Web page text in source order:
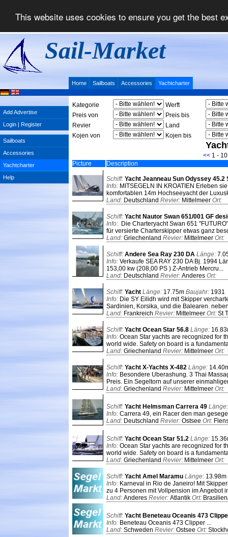
This website uses cookies to ensure you get the best
Sail-Market
Home Sailboats Accessories Yachtcharter
Add Advertise
Login | Register
Sailboats
Accessories
Yachtcharter
Help
Kategorie
Werft
Preis von
Preis bis
Revier
Land
Kojen von
Kojen bis
<< 1 -
Picture
Description
Schiff: Yacht Jeanneau Sun Odyssey 45.2
Info: MITSEGELN IN KROATIEN Erleben
komfortablen 14m Hochseeyacht der
Land: Deutschland Revier: Mittelmeer Ort:
Schiff: Yacht Nautor Swan 651/001 GF
Info: Die Charteryacht Swan 651
für versierte Charterskipper etwas ganz
Land: Griechenland Revier: Mittelmeer Ort:
Schiff: Andere Sea Ray 230 DA Länge:
Info: Verkaufe SEA RAY 230 DA Bj. 1994
153,00 kw (208,00 PS ) Z-Antrieb Mercru...
Land: Deutschland Revier: Anderes Ort:
Schiff: Yacht Länge: 17.75m Baujahr: 1931
Info: Die SY Eilidh wird mit Skipper
Sardinien, Korsika, und die Balearen.
Land: Frankreich Revier: Mittelmeer Ort: St
Schiff: Yacht Ocean Star 56.8 Länge:
Info: Ocean Star yachts are recognized for
world wide. Safety on board is a
Land: Griechenland Revier: Mittelmeer Ort:
Schiff: Yacht X-Yachts X-482 Länge:
Info: Besondere Uberashung. 3 Thai
Preis. Ein Segeltorn auf unserer
Land: Griechenland Revier: Mittelmeer Ort:
Schiff: Yacht Helmsman Carrera 49
Info: Carrera 49, ein Racer den man
Land: Deutschland Revier: Ostsee Ort:
Schiff: Yacht Ocean Star 51.2 Länge:
Info: Ocean Star yachts are recognized for
world wide. Safety on board is a
Land: Griechenland Revier: Mittelmeer Ort:
Schiff: Yacht Amel Maramu Länge: 13.98m
Info: Karneval in Rio de Janeiro! Mit
zu 4 Personen mit Vollpension im Angebot
Land: Anderes Revier: Atlantik Ort:
Schiff: Yacht Beneteau Oceanis 473
Info: Beneteau Oceanis 473 Clipper ...
Land: Schweden Revier: Ostsee Ort: